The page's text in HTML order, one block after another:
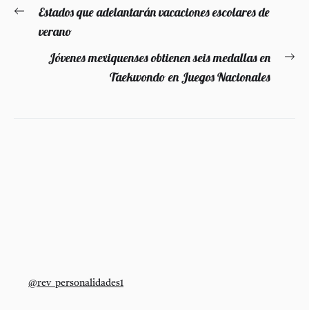
Navegación
entradas
Entrada
anterior:
Estados que adelantarán vacaciones escolares de
verano
Jóvenes mexiquenses obtienen seis medallas en
Taekwondo en Juegos Nacionales
@rev_personalidades1